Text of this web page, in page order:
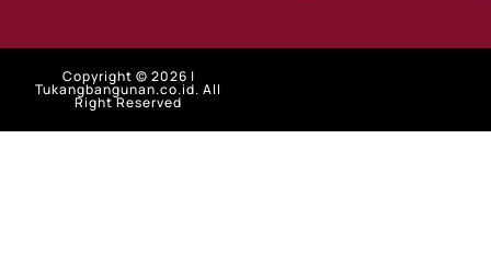
Copyright © 2026 |
Tukangbangunan.co.id. All
Right Reserved